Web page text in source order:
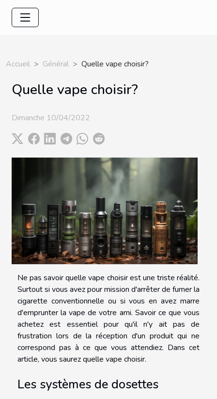
Accueil Général Quelle vape choisir?
Quelle vape choisir?
Dimanche 10/04/2022
Ne pas savoir quelle vape choisir est une triste réalité.
Surtout si vous avez pour mission d'arrêter de fumer la
cigarette conventionnelle ou si vous en avez marre
d'emprunter la vape de votre ami. Savoir ce que vous
achetez est essentiel pour qu'il n'y ait pas de
frustration lors de la réception d'un produit qui ne
correspond pas à ce que vous attendiez. Dans cet
article, vous saurez quelle vape choisir.
Les systèmes de dosettes